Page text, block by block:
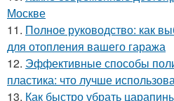
Москве
11. Полное руководство: как
для отопления вашего гаража
12. Эффективные способы
пластика: что лучше
13. Как быстро убрать